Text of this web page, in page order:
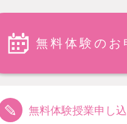
無料体験のお
無料体験授業申し